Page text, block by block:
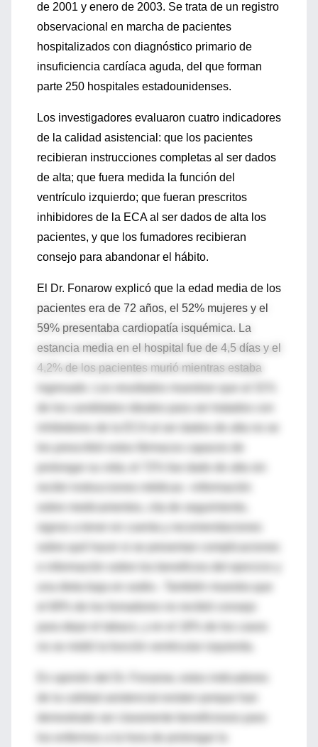
de 2001 y enero de 2003. Se trata de un registro
observacional en marcha de pacientes
hospitalizados con diagnóstico primario de
insuficiencia cardíaca aguda, del que forman
parte 250 hospitales estadounidenses.
Los investigadores evaluaron cuatro indicadores
de la calidad asistencial: que los pacientes
recibieran instrucciones completas al ser dados
de alta; que fuera medida la función del
ventrículo izquierdo; que fueran prescritos
inhibidores de la ECA al ser dados de alta los
pacientes, y que los fumadores recibieran
consejo para abandonar el hábito.
El Dr. Fonarow explicó que la edad media de los
pacientes era de 72 años, el 52% mujeres y el
59% presentaba cardiopatía isquémica. La
estancia media en el hospital fue de 4,5 días y el
4,2% de los pacientes murió mientras estaba
ingresado. Los resultados muestran que al 31%
les prescribió estos fármacos capaces de
prolongar su vida; el 72% fue dado de alta sin
sobre medicamentos, cita de seguimiento,
signos a tener en cuenta y recomendaciones
una dieta baja en sodio-. También muestra que
de la calidad asistencial existen porque han
los enfermos a la hora de prolongar la